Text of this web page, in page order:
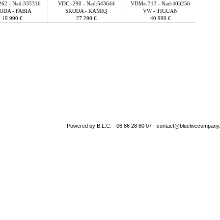
- Nad:335316
- FABIA
19 990 €
VDCi-290 - Nad:543644
SKODA - KAMIQ
27 290 €
VDMe-313 - Nad:403256
VW - TIGUAN
40 990 €
Powered by B.L.C. - 06 86 28 80 07 -